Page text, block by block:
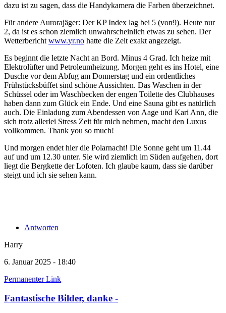
dazu ist zu sagen, dass die Handykamera die Farben überzeichnet.
Für andere Aurorajäger: Der KP Index lag bei 5 (von9). Heute nur
2, da ist es schon ziemlich unwahrscheinlich etwas zu sehen. Der
Wetterbericht www.yr.no hatte die Zeit exakt angezeigt.
Es beginnt die letzte Nacht an Bord. Minus 4 Grad. Ich heize mit
Elektrolüfter und Petroleumheizung. Morgen geht es ins Hotel, eine
Dusche vor dem Abfug am Donnerstag und ein ordentliches
Frühstücksbüffet sind schöne Aussichten. Das Waschen in der
Schüssel oder im Waschbecken der engen Toilette des Clubhauses
haben dann zum Glück ein Ende. Und eine Sauna gibt es natürlich
auch. Die Einladung zum Abendessen von Aage und Kari Ann, die
sich trotz allerlei Stress Zeit für mich nehmen, macht den Luxus
vollkommen. Thank you so much!
Und morgen endet hier die Polarnacht! Die Sonne geht um 11.44
auf und um 12.30 unter. Sie wird ziemlich im Süden aufgehen, dort
liegt die Bergkette der Lofoten. Ich glaube kaum, dass sie darüber
steigt und ich sie sehen kann.
Antworten
Harry
6. Januar 2025 - 18:40
Permanenter Link
Fantastische Bilder, danke -